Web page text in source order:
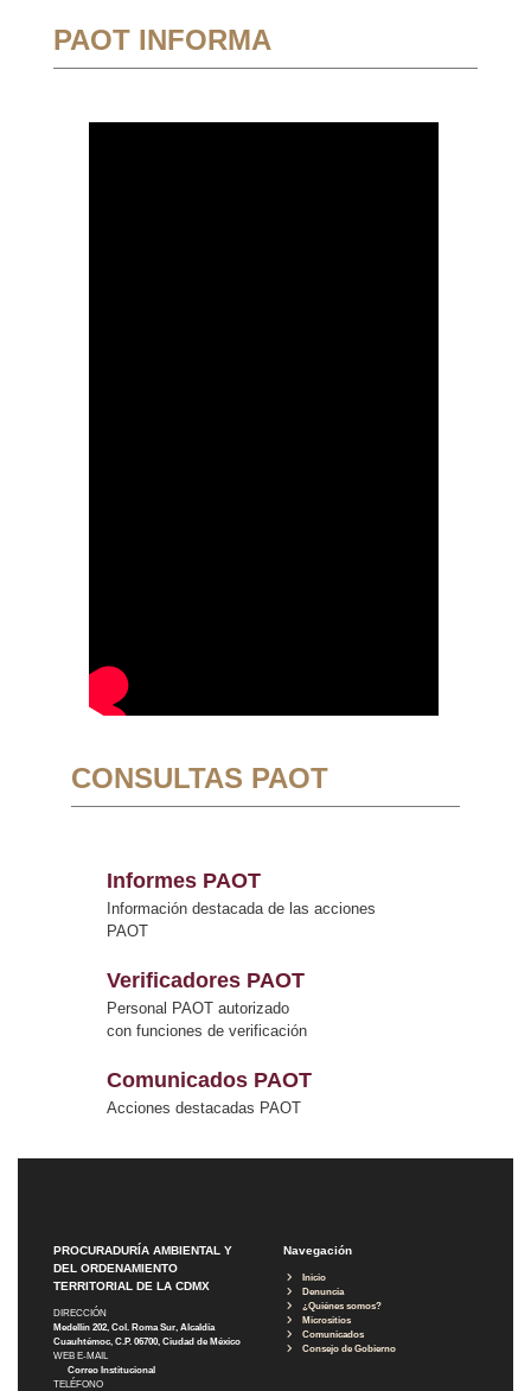
PAOT INFORMA
CONSULTAS PAOT
Informes PAOT
Información destacada de las acciones
PAOT
Verificadores PAOT
Personal PAOT autorizado
con funciones de verificación
Comunicados PAOT
Acciones destacadas PAOT
PROCURADURÍA AMBIENTAL Y
DEL ORDENAMIENTO
TERRITORIAL DE LA CDMX
DIRECCIÓN
Medellín 202, Col. Roma Sur, Alcaldía
Cuauhtémoc, C.P. 06700, Ciudad de México
WEB E-MAIL
Correo Institucional
TELÉFONO
Navegación
Inicio
Denuncia
¿Quiénes somos?
Micrositios
Comunicados
Consejo de Gobierno